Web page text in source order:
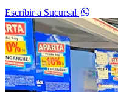
Escribir a Sucursal